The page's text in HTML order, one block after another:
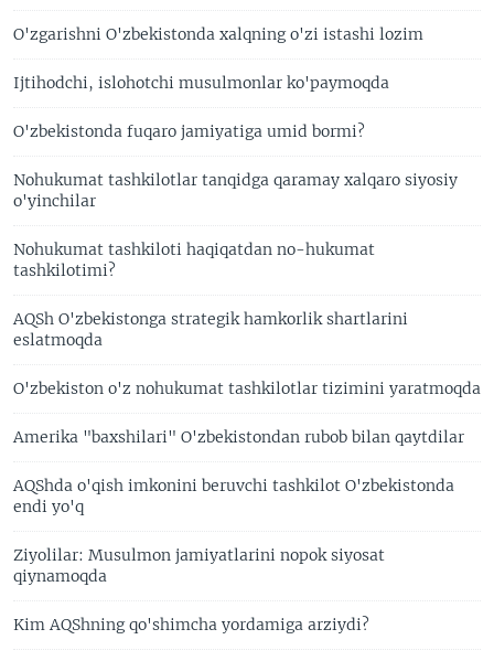
O'zgarishni O'zbekistonda xalqning o'zi istashi lozim
Ijtihodchi, islohotchi musulmonlar ko'paymoqda
O'zbekistonda fuqaro jamiyatiga umid bormi?
Nohukumat tashkilotlar tanqidga qaramay xalqaro siyosiy
o'yinchilar
Nohukumat tashkiloti haqiqatdan no-hukumat
tashkilotimi?
AQSh O'zbekistonga strategik hamkorlik shartlarini
eslatmoqda
O'zbekiston o'z nohukumat tashkilotlar tizimini yaratmoqda
Amerika "baxshilari" O'zbekistondan rubob bilan qaytdilar
AQShda o'qish imkonini beruvchi tashkilot O'zbekistonda
endi yo'q
Ziyolilar: Musulmon jamiyatlarini nopok siyosat
qiynamoqda
Kim AQShning qo'shimcha yordamiga arziydi?